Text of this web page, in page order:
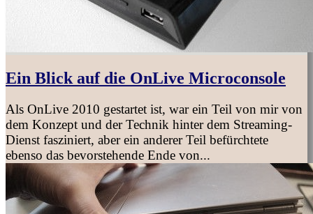
Ein Blick auf die OnLive Microconsole
Als OnLive 2010 gestartet ist, war ein Teil von mir von
dem Konzept und der Technik hinter dem Streaming-
Dienst fasziniert, aber ein anderer Teil befürchtete
ebenso das bevorstehende Ende von...